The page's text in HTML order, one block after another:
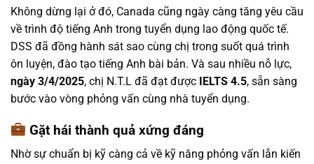
Không dừng lại ở đó, Canada cũng ngày càng tăng yêu cầu
về trình độ tiếng Anh trong tuyển dụng lao động quốc tế.
DSS đã đồng hành sát sao cùng chị trong suốt quá trình
ôn luyện, đào tạo tiếng Anh bài bản. Và sau nhiều nỗ lực,
ngày 3/4/2025, chị N.T.L đã đạt được IELTS 4.5, sẵn sàng
bước vào vòng phỏng vấn cùng nhà tuyển dụng.
Gặt hái thành quả xứng đáng
Nhờ sự chuẩn bị kỹ càng cả về kỹ năng phỏng vấn lẫn kiến